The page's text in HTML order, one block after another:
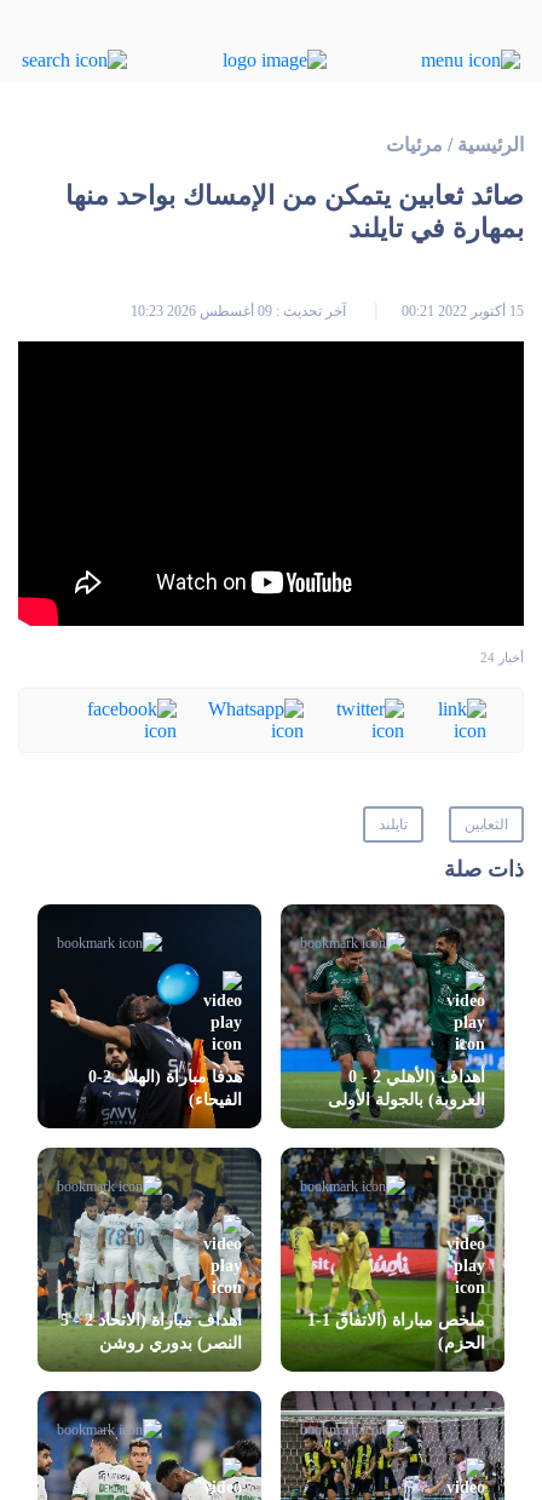
الرئيسية / مرئيات
صائد ثعابين يتمكن من الإمساك بواحد منها
بمهارة في تايلند
15 أكتوبر 2022 00:21 آخر تحديث : 09 أغسطس 2026 10:23
أخبار 24
الثعابين تايلند
ذات صلة
أهداف (الأهلي 2 - 0
العروبة) بالجولة الأولى
بدوري روشن
هدفا مباراة (الهلال 2-0
الفيحاء)
ملخص مباراة (الاتفاق 1-1
الحزم)
أهداف مباراة (الاتحاد 2 - 5
النصر) بدوري روشن